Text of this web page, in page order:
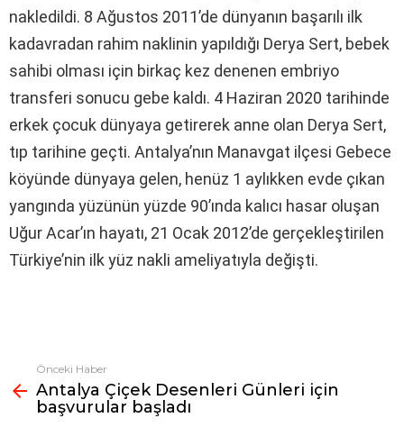
nakledildi. 8 Ağustos 2011’de dünyanın başarılı ilk
kadavradan rahim naklinin yapıldığı Derya Sert, bebek
sahibi olması için birkaç kez denenen embriyo
transferi sonucu gebe kaldı. 4 Haziran 2020 tarihinde
erkek çocuk dünyaya getirerek anne olan Derya Sert,
tıp tarihine geçti. Antalya’nın Manavgat ilçesi Gebece
köyünde dünyaya gelen, henüz 1 aylıkken evde çıkan
yangında yüzünün yüzde 90’ında kalıcı hasar oluşan
Uğur Acar’ın hayatı, 21 Ocak 2012’de gerçekleştirilen
Türkiye’nin ilk yüz nakli ameliyatıyla değişti.
Fazlasına
bak
Önceki Haber
Antalya Çiçek Desenleri Günleri için
başvurular başladı